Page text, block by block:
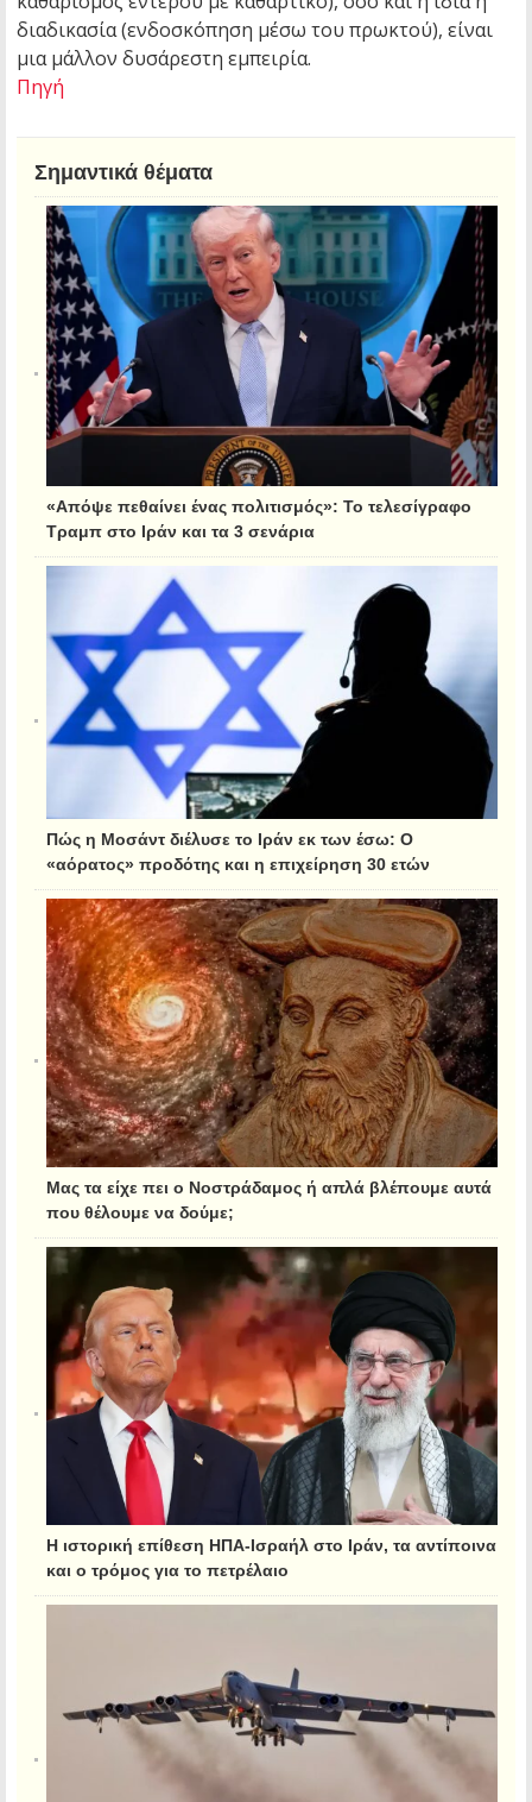
διαδικασία (ενδοσκόπηση μέσω του πρωκτού), είναι
μια μάλλον δυσάρεστη εμπειρία.
Πηγή
Σημαντικά θέματα
«Απόψε πεθαίνει ένας πολιτισμός»: Το τελεσίγραφο
Τραμπ στο Ιράν και τα 3 σενάρια
Πώς η Μοσάντ διέλυσε το Ιράν εκ των έσω: Ο
«αόρατος» προδότης και η επιχείρηση 30 ετών
Μας τα είχε πει ο Νοστράδαμος ή απλά βλέπουμε αυτά
που θέλουμε να δούμε;
Η ιστορική επίθεση ΗΠΑ-Ισραήλ στο Ιράν, τα αντίποινα
και ο τρόμος για το πετρέλαιο